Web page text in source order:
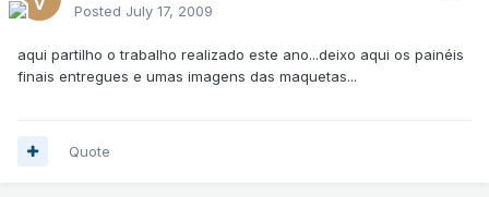
Posted July 17, 2009
aqui partilho o trabalho realizado este ano...deixo aqui os painéis
finais entregues e umas imagens das maquetas...
Quote